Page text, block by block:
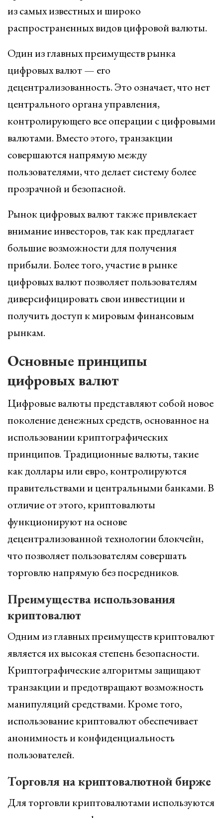
из самых известных и широко
распространенных видов цифровой валюты.
Один из главных преимуществ рынка
цифровых валют — его
децентрализованность. Это означает, что нет
центрального органа управления,
контролирующего все операции с цифровыми
валютами. Вместо этого, транзакции
совершаются напрямую между
пользователями, что делает систему более
прозрачной и безопасной.
Рынок цифровых валют также привлекает
внимание инвесторов, так как предлагает
большие возможности для получения
прибыли. Более того, участие в рынке
цифровых валют позволяет пользователям
диверсифицировать свои инвестиции и
получить доступ к мировым финансовым
рынкам.
Основные принципы
цифровых валют
Цифровые валюты представляют собой новое
поколение денежных средств, основанное на
использовании криптографических
принципов. Традиционные валюты, такие
как доллары или евро, контролируются
правительствами и центральными банками. В
отличие от этого, криптовалюты
функционируют на основе
децентрализованной технологии блокчейн,
что позволяет пользователям совершать
торговлю напрямую без посредников.
Преимущества использования
криптовалют
Одним из главных преимуществ криптовалют
является их высокая степень безопасности.
Криптографические алгоритмы защищают
транзакции и предотвращают возможность
манипуляций средствами. Кроме того,
использование криптовалют обеспечивает
анонимность и конфиденциальность
пользователей.
Торговля на криптовалютной бирже
Для торговли криптовалютами используются